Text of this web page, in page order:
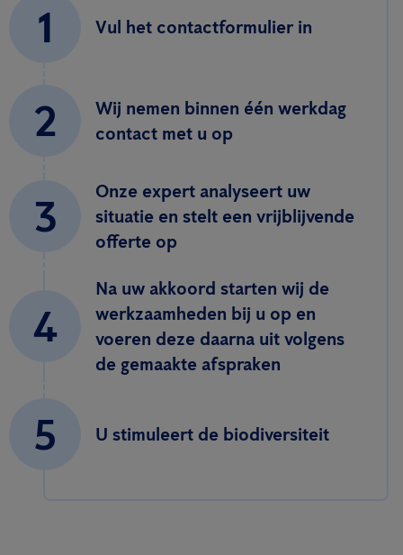
1 Vul het contactformulier in
2
Wij nemen binnen één werkdag
contact met u op
3
Onze expert analyseert uw
situatie en stelt een vrijblijvende
offerte op
4
Na uw akkoord starten wij de
werkzaamheden bij u op en
voeren deze daarna uit volgens
de gemaakte afspraken
5 U stimuleert de biodiversiteit